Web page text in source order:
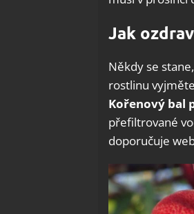
Jak
Někdy se
rostlinu
Kořenový bal
přefiltrované
doporučuje